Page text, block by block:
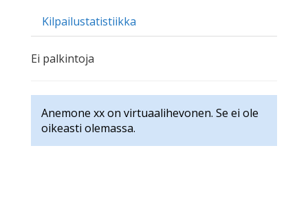
Kilpailustatistiikka
Ei palkintoja
Anemone xx on virtuaalihevonen. Se ei ole
oikeasti olemassa.